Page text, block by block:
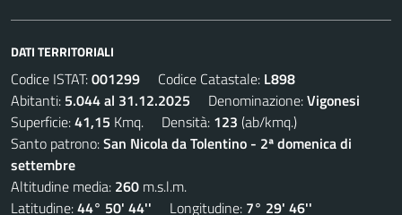
DATI TERRITORIALI
Codice ISTAT:001299 Codice Catastale: L898
Abitanti: 5.044 al 31.12.2025 Denominazione:Vigonesi
Superficie:41,15 Kmq. Densità: 123 (ab/kmq.)
Santo patrono:San Nicola da Tolentino - 2ª domenica di
settembre
Altitudine media: 260 m.s.l.m.
Latitudine:44° 50' 44'' Longitudine: 7° 29' 46''